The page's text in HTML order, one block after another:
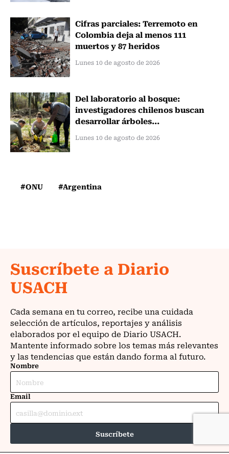
Cifras parciales: Terremoto en
Colombia deja al menos 111
muertos y 87 heridos
Lunes 10 de agosto de 2026
Del laboratorio al bosque:
investigadores chilenos buscan
desarrollar árboles...
Lunes 10 de agosto de 2026
#ONU #Argentina